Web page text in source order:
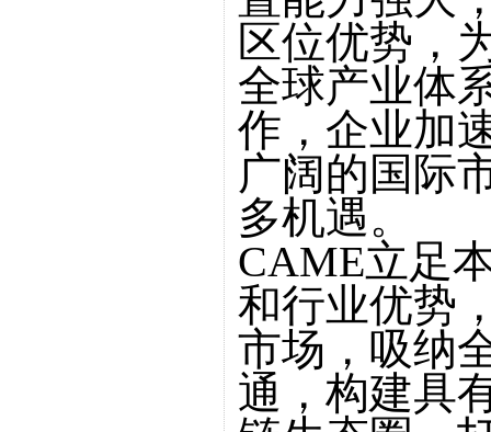
区位优势，
全球产业体
作，企业加
广阔的国际
多机遇。
CAME立足
和行业优势
市场，吸纳
通，构建具